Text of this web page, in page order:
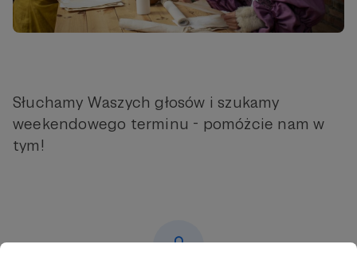
Słuchamy Waszych głosów i szukamy
weekendowego terminu - pomóżcie nam w
tym!